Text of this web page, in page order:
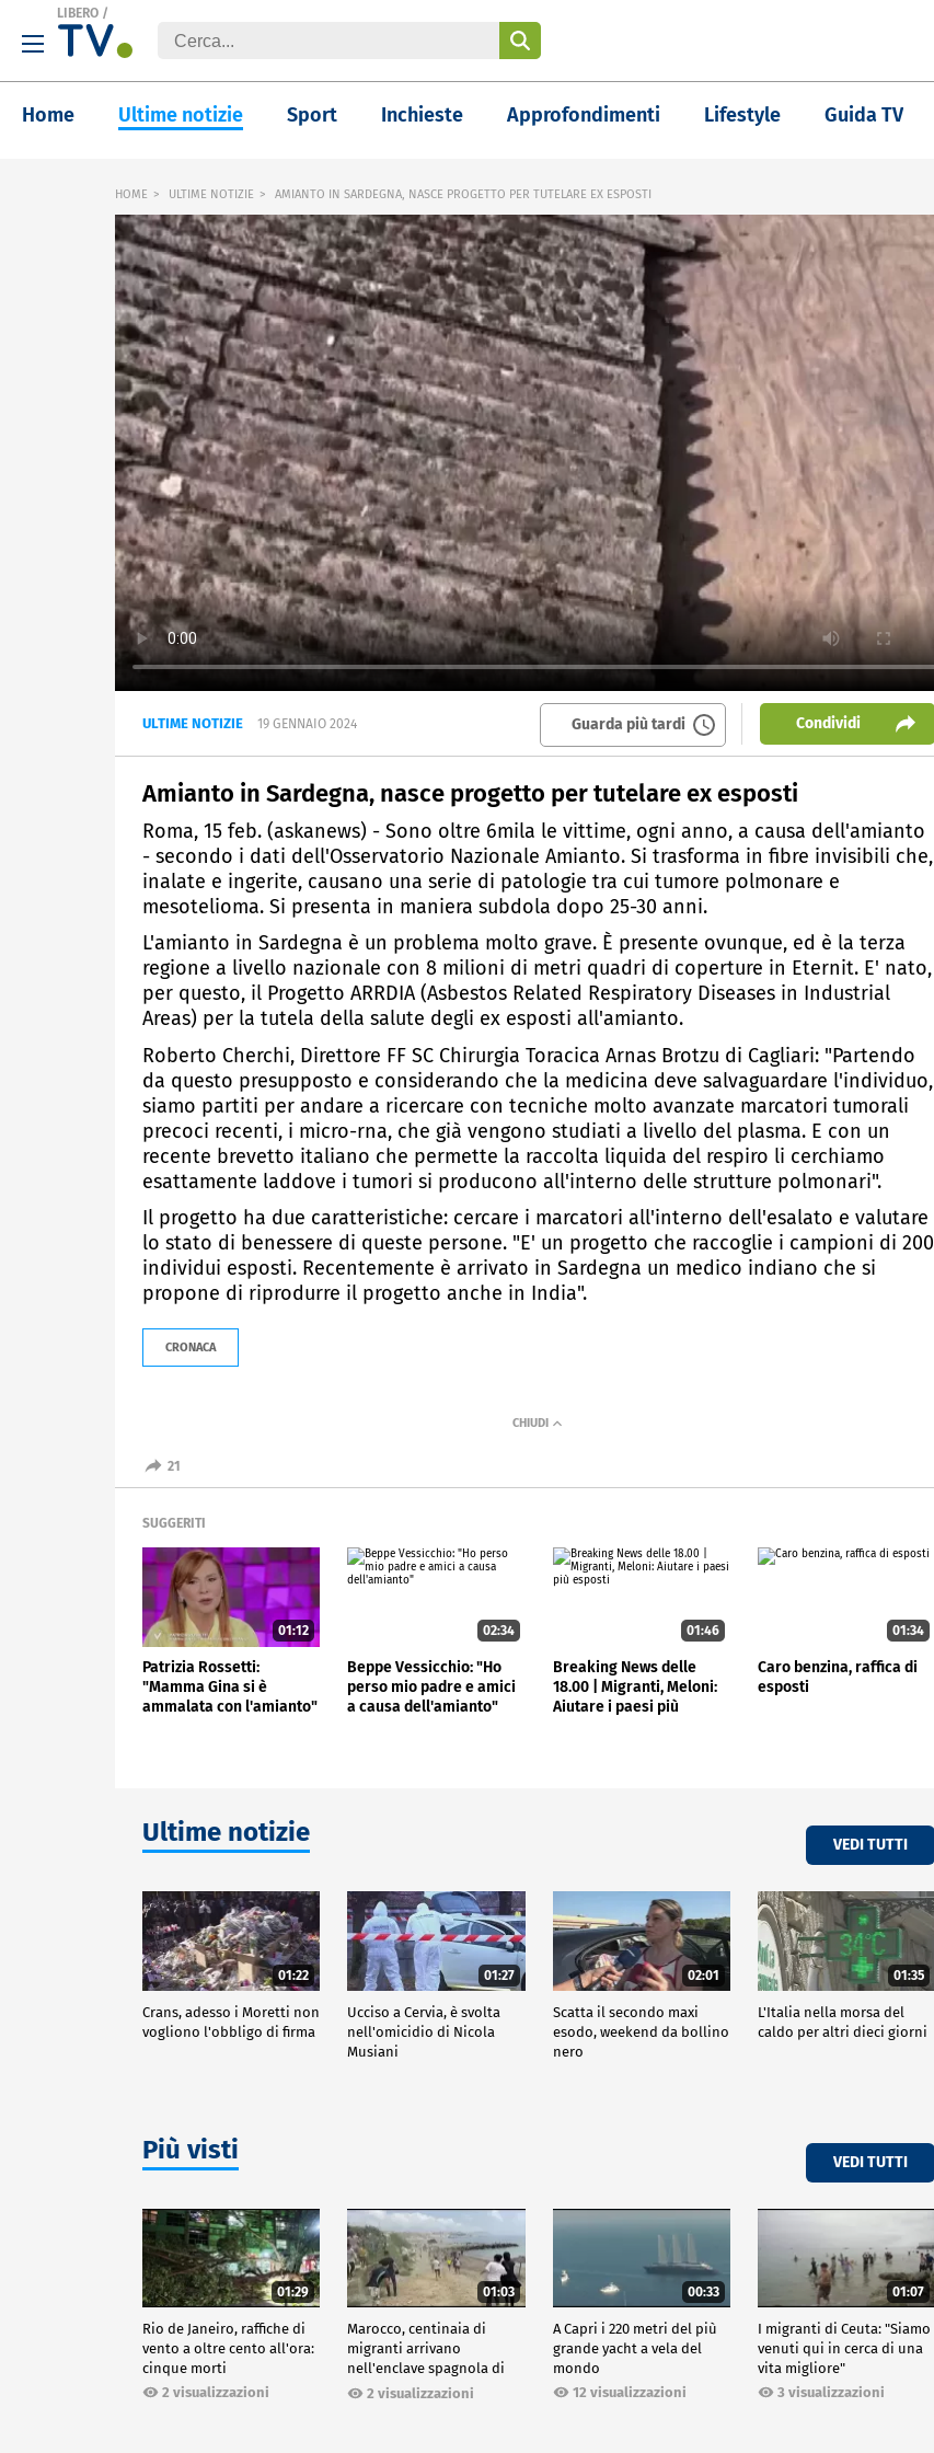
LIBERO /
Home Ultime notizie Sport Inchieste Approfondimenti Lifestyle Guida TV
HOME ULTIME NOTIZIE AMIANTO IN SARDEGNA, NASCE PROGETTO PER TUTELARE EX ESPOSTI
ULTIME NOTIZIE 19 GENNAIO 2024 Guarda più tardi Condividi
Amianto in Sardegna, nasce progetto per tutelare ex esposti
Roma, 15 feb. (askanews) - Sono oltre 6mila le vittime, ogni anno, a causa dell'amianto
- secondo i dati dell'Osservatorio Nazionale Amianto. Si trasforma in fibre invisibili che,
inalate e ingerite, causano una serie di patologie tra cui tumore polmonare e
mesotelioma. Si presenta in maniera subdola dopo 25-30 anni.
L'amianto in Sardegna è un problema molto grave. È presente ovunque, ed è la terza
regione a livello nazionale con 8 milioni di metri quadri di coperture in Eternit. E' nato,
per questo, il Progetto ARRDIA (Asbestos Related Respiratory Diseases in Industrial
Areas) per la tutela della salute degli ex esposti all'amianto.
Roberto Cherchi, Direttore FF SC Chirurgia Toracica Arnas Brotzu di Cagliari: "Partendo
da questo presupposto e considerando che la medicina deve salvaguardare l'individuo,
siamo partiti per andare a ricercare con tecniche molto avanzate marcatori tumorali
precoci recenti, i micro-rna, che già vengono studiati a livello del plasma. E con un
recente brevetto italiano che permette la raccolta liquida del respiro li cerchiamo
esattamente laddove i tumori si producono all'interno delle strutture polmonari".
Il progetto ha due caratteristiche: cercare i marcatori all'interno dell'esalato e valutare
lo stato di benessere di queste persone. "E' un progetto che raccoglie i campioni di 200
individui esposti. Recentemente è arrivato in Sardegna un medico indiano che si
propone di riprodurre il progetto anche in India".
CRONACA
21
SUGGERITI
01:12
Patrizia Rossetti:
"Mamma Gina si è
ammalata con l'amianto"
02:34
Beppe Vessicchio: "Ho
perso mio padre e amici
a causa dell'amianto"
01:46
Breaking News delle
18.00 | Migranti, Meloni:
Aiutare i paesi più
01:34
Caro benzina, raffica di
esposti
Ultime notizie VEDI TUTTI
01:22
Crans, adesso i Moretti non
vogliono l'obbligo di firma
01:27
Ucciso a Cervia, è svolta
nell'omicidio di Nicola
Musiani
02:01
Scatta il secondo maxi
esodo, weekend da bollino
nero
01:35
L'Italia nella morsa del
caldo per altri dieci giorni
Più visti VEDI TUTTI
01:29
Rio de Janeiro, raffiche di
vento a oltre cento all'ora:
cinque morti
2 visualizzazioni
01:03
Marocco, centinaia di
migranti arrivano
nell'enclave spagnola di
Ceuta2 visualizzazioni
00:33
A Capri i 220 metri del più
grande yacht a vela del
mondo
12 visualizzazioni
01:07
I migranti di Ceuta: "Siamo
venuti qui in cerca di una
vita migliore"
3 visualizzazioni